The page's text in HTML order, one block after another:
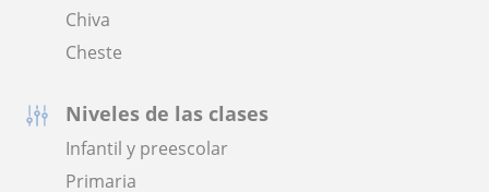
Chiva
Cheste
Niveles de las clases
Infantil y preescolar
Primaria